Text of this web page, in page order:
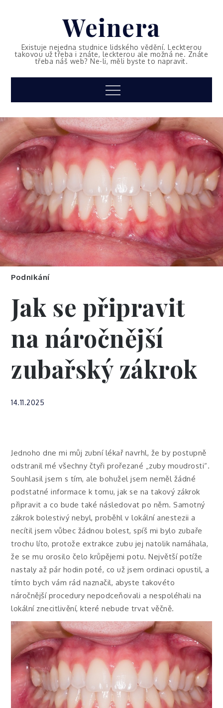
Weinera
Existuje nejedna studnice lidského vědění. Leckterou
takovou už třeba i znáte, leckterou ale možná ne. Znáte
třeba náš web? Ne-li, měli byste to napravit.
Menu
Podnikání
Jak se připravit
na náročnější
zubařský zákrok
14.11.2025
Jednoho dne mi můj zubní lékař navrhl, že by postupně
odstranil mé všechny čtyři prořezané „zuby moudrosti“.
Souhlasil jsem s tím, ale bohužel jsem neměl žádné
podstatné informace k tomu, jak se na takový zákrok
připravit a co bude také následovat po něm. Samotný
zákrok bolestivý nebyl, proběhl v lokální anestezii a
necítil jsem vůbec žádnou bolest, spíš mi bylo zubaře
trochu líto, protože extrakce zubu jej natolik namáhala,
že se mu orosilo čelo krůpějemi potu. Největší potíže
nastaly až pár hodin poté, co už jsem ordinaci opustil, a
tímto bych vám rád naznačil, abyste takovéto
náročnější procedury nepodceňovali a nespoléhali na
lokální znecitlivění, které nebude trvat věčně.